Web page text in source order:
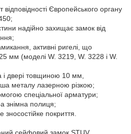
Європейського органу
надійно захищає замок від
активні ригелі, що
мм (моделі W. 3219, W. 3228 і W.
двері товщиною 10 мм,
металу лазерною різкою;
спеціальної арматури;
знімна полиця;
покриття.
сейфовий замок STUV